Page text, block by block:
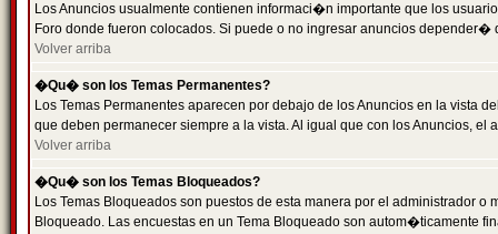
Los Anuncios usualmente contienen informaci�n importante que los
Foro donde fueron colocados. Si puede o no ingresar anuncios
Volver arriba
�Qu� son los Temas Permanentes?
Los Temas Permanentes aparecen por debajo de los Anuncios en la
que deben permanecer siempre a la vista. Al igual que con los Anuncios,
Volver arriba
�Qu� son los Temas Bloqueados?
Los Temas Bloqueados son puestos de esta manera por el administrador
Bloqueado. Las encuestas en un Tema Bloqueado son autom�ticamente